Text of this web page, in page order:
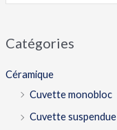
Catégories
Céramique
Cuvette monobloc
Cuvette suspendue